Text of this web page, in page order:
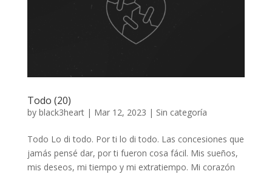
Todo (20)
by black3heart| Mar 12, 2023 | Sin categoría
Todo Lo di todo. Por ti lo di todo. Las concesiones que
jamás pensé dar, por ti fueron cosa fácil. Mis sueños,
mis deseos, mi tiempo y mi extratiempo. Mi corazón